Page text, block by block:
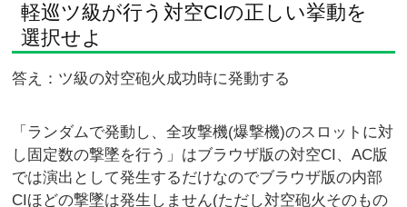
軽巡ツ級が行う対空CIの正しい挙動を
選択せよ
答え：ツ級の対空砲火成功時に発動する
「ランダムで発動し、全攻撃機(爆撃機)のスロットに対
し固定数の撃墜を行う」はブラウザ版の対空CI、AC版
では演出として発生するだけなのでブラウザ版の内部
CIほどの撃墜は発生しません(ただし対空砲火そのもの